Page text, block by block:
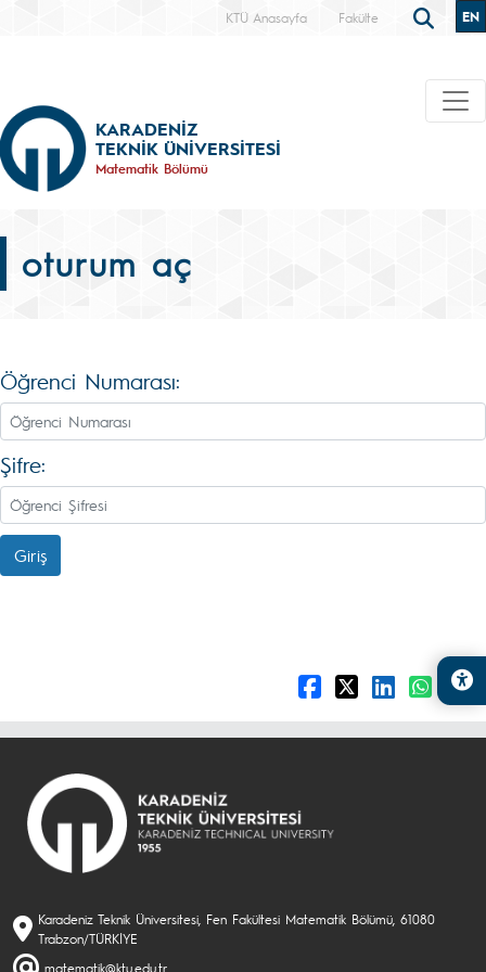
KTÜ Anasayfa Fakülte EN
KARADENİZ
TEKNİK ÜNİVERSİTESİ
Matematik Bölümü
oturum aç
Öğrenci Numarası:
Şifre:
Giriş
Karadeniz Teknik Üniversitesi, Fen Fakültesi Matematik Bölümü, 61080
Trabzon/TÜRKİYE
matematik@ktu.edu.tr